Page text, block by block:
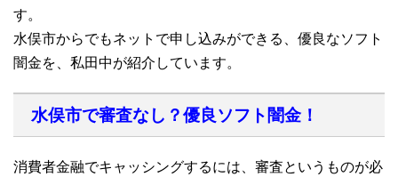
す。
水俣市からでもネットで申し込みができる、優良なソフト
闇金を、私田中が紹介しています。
水俣市で審査なし？優良ソフト闇金！
消費者金融でキャッシングするには、審査というものが必